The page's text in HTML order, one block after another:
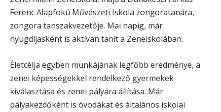
Ferenc Alapfokú Művészeti Iskola zongoratanára,
zongora tanszakvezetője. Mai napig, már
nyugdíjasként is aktívan tanít a Zeneiskolában.
Életcélja egyben munkájának legfőbb eredménye, a
zenei képességekkel rendelkező gyermekek
kiválasztása és zenei pályára állítása. Már
pályakezdőként is óvodákat és általános iskolai